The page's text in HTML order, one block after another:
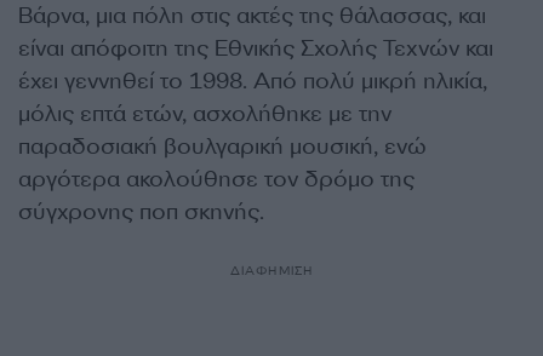
Βάρνα, μια πόλη στις ακτές της θάλασσας, και
είναι απόφοιτη της Εθνικής Σχολής Τεχνών και
έχει γεννηθεί το 1998. Από πολύ μικρή ηλικία,
μόλις επτά ετών, ασχολήθηκε με την
παραδοσιακή βουλγαρική μουσική, ενώ
αργότερα ακολούθησε τον δρόμο της
σύγχρονης ποπ σκηνής.
ΔΙΑΦΗΜΙΣΗ